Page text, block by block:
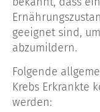
geeignet sind,
abzumildern.
Folgende
Krebs Erkrankte
werden: